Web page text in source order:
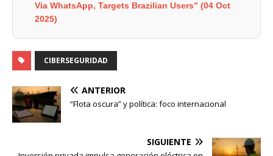
Via WhatsApp, Targets Brazilian Users” (04 Oct
2025)
CIBERSEGURIDAD
ANTERIOR
“Flota oscura” y política: foco internacional
SIGUIENTE